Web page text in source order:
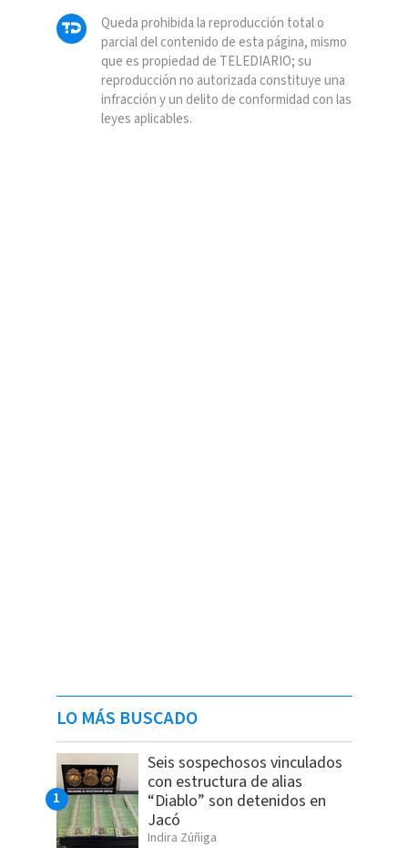
Queda prohibida la reproducción total o
parcial del contenido de esta página, mismo
que es propiedad de TELEDIARIO; su
reproducción no autorizada constituye una
infracción y un delito de conformidad con las
leyes aplicables.
LO MÁS BUSCADO
Seis sospechosos vinculados
con estructura de alias
“Diablo” son detenidos en
Jacó
Indira Zúñiga